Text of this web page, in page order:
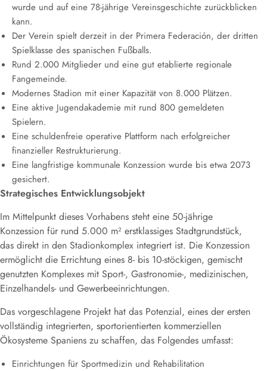
wurde und auf eine 78-jährige Vereinsgeschichte zurückblicken
kann.
Der Verein spielt derzeit in der Primera Federación, der dritten
Spielklasse des spanischen Fußballs.
Rund 2.000 Mitglieder und eine gut etablierte regionale
Fangemeinde.
Modernes Stadion mit einer Kapazität von 8.000 Plätzen.
Eine aktive Jugendakademie mit rund 800 gemeldeten
Spielern.
Eine schuldenfreie operative Plattform nach erfolgreicher
finanzieller Restrukturierung.
Eine langfristige kommunale Konzession wurde bis etwa 2073
gesichert.
Strategisches Entwicklungsobjekt
Im Mittelpunkt dieses Vorhabens steht eine 50-jährige
Konzession für rund 5.000 m² erstklassiges Stadtgrundstück,
das direkt in den Stadionkomplex integriert ist. Die Konzession
ermöglicht die Errichtung eines 8- bis 10-stöckigen, gemischt
genutzten Komplexes mit Sport-, Gastronomie-, medizinischen,
Einzelhandels- und Gewerbeeinrichtungen.
Das vorgeschlagene Projekt hat das Potenzial, eines der ersten
vollständig integrierten, sportorientierten kommerziellen
Ökosysteme Spaniens zu schaffen, das Folgendes umfasst:
Einrichtungen für Sportmedizin und Rehabilitation